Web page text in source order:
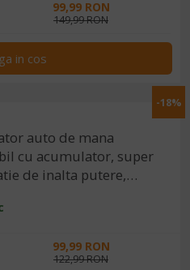
99,99 RON
149,99 RON
in cos
-18%
auto de mana
cu acumulator, super
de inalta putere,
99,99 RON
122,99 RON